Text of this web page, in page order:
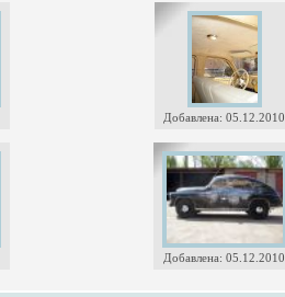
Добавлена: 05.12.2010
Добавлена: 05.12.2010